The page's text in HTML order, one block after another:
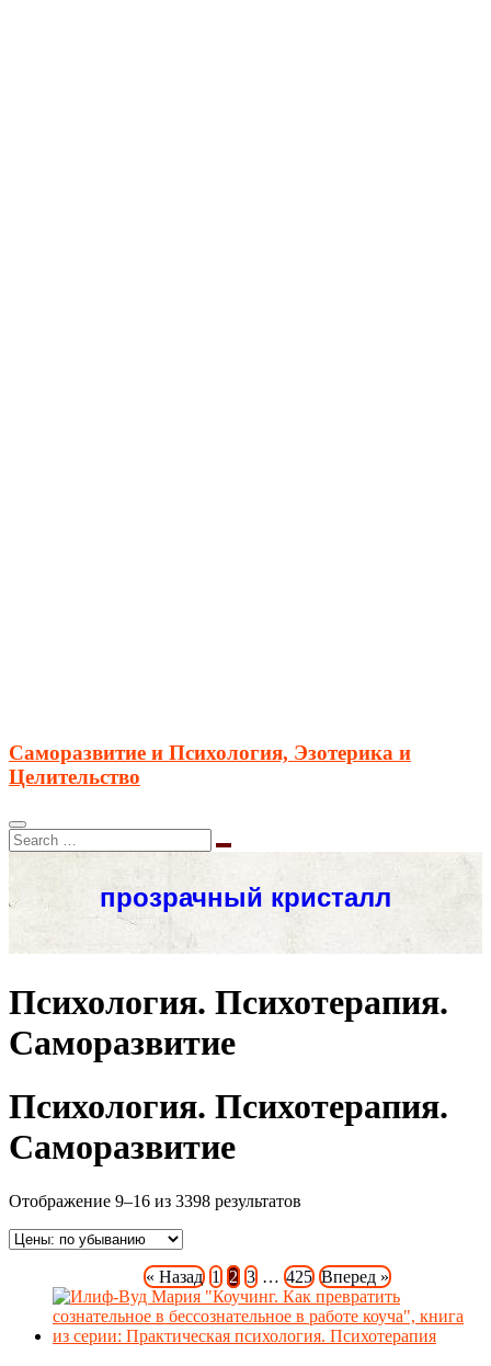
Саморазвитие и Психология, Эзотерика и
Целительство
Психология. Психотерапия.
Саморазвитие
Психология. Психотерапия.
Саморазвитие
Отображение 9–16 из 3398 результатов
« Назад 1 2 3 … 425 Вперед »